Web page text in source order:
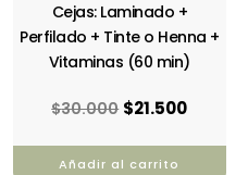
Cejas: Laminado +
Perfilado + Tinte o Henna +
Vitaminas (60 min)
$30.000 $21.500
Añadir al carrito